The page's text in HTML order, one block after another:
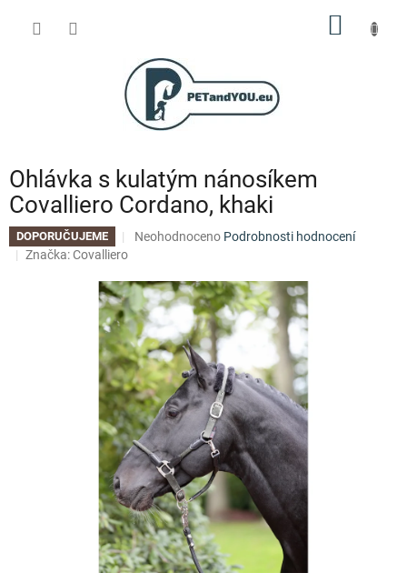
Ohlávka s kulatým nánosíkem
Covalliero Cordano, khaki
DOPORUČUJEME
Průměrné
je
0,0
z
5
hvězdiček.
Neohodnoceno Podrobnosti hodnocení
Značka:Covalliero